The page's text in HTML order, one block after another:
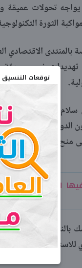
توقعات التنسيق
يواجه تحولات
الثورة
الاقتصادي
تهديدات غير
واستقرار
الدولي وميثاق الأمم
منح الأولوية
الدولي
للاستقرار، مع